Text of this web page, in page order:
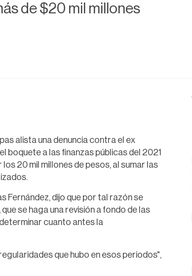
de $20 mil millones
alista una denuncia contra el ex
boquete a las finanzas públicas del 2021
20 mil millones de pesos, al sumar las
Fernández, dijo que por tal razón se
se haga una revisión a fondo de las
cuanto antes la
que hubo en esos periodos",